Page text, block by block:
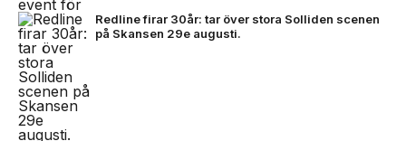
Redline firar 30år: tar över stora Solliden scenen
på Skansen 29e augusti.